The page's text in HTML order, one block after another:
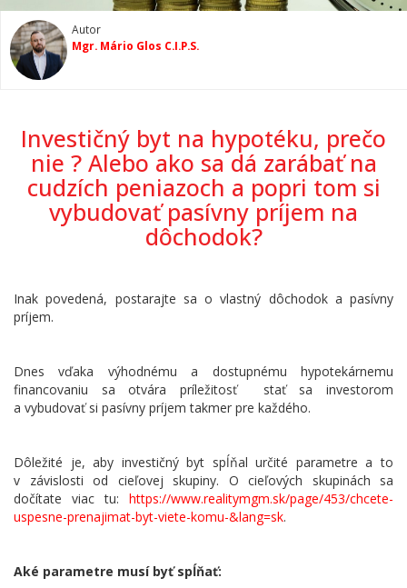
Autor
Mgr. Mário Glos C.I.P.S.
Investičný byt na hypotéku, prečo
nie ? Alebo ako sa dá zarábať na
cudzích peniazoch a popri tom si
vybudovať pasívny príjem na
dôchodok?
Inak povedená, postarajte sa o vlastný dôchodok a pasívny
príjem.
Dnes vďaka výhodnému a dostupnému hypotekárnemu
financovaniu sa otvára príležitosť
stať sa investorom
a vybudovať si pasívny príjem takmer pre každého.
Dôležité je, aby investičný byt spĺňal určité parametre a to
v závislosti od cieľovej skupiny. O cieľových skupinách sa
dočítate viac tu: https://www.realitymgm.sk/page/453/chcete-
uspesne-prenajimat-byt-viete-komu-&lang=sk.
Aké parametre musí byť spĺňať: